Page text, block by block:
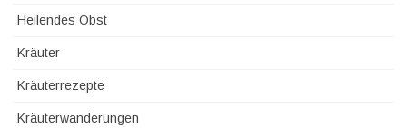
Heilendes Obst
Kräuter
Kräuterrezepte
Kräuterwanderungen